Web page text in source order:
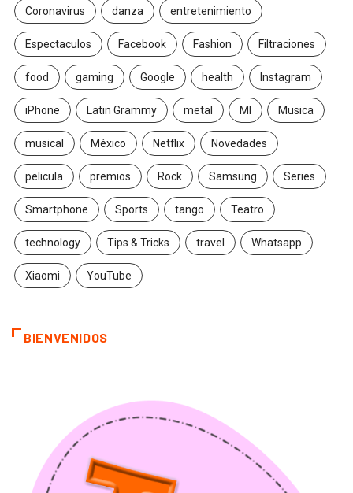
Coronavirus danza entretenimiento
Espectaculos Facebook Fashion Filtraciones
food gaming Google health Instagram
iPhone Latin Grammy metal MI Musica
musical México Netflix Novedades
pelicula premios Rock Samsung Series
Smartphone Sports tango Teatro
technology Tips & Tricks travel Whatsapp
Xiaomi YouTube
BIENVENIDOS